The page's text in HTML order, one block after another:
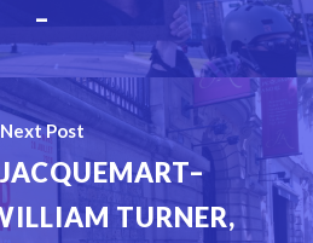
–
Next Post
TURNER,